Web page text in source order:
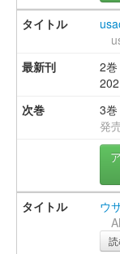
2巻
3巻
発
ウ